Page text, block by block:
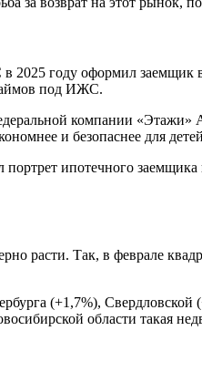
году оформил заемщик в
под ИЖС.
компании
и безопаснее для
ипотечного
расти. Так, в феврале
(+1,7%),
области такая